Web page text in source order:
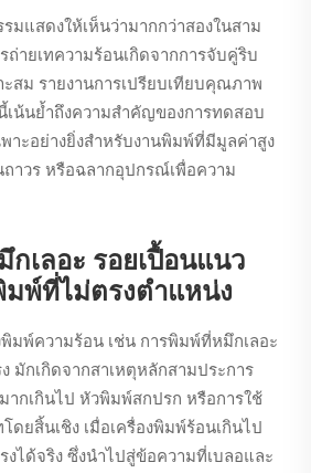
มแสดงให้เห็นว่ามากกว่าสองในสาม
ถ่ายเทความร้อนเกิดจากการจับคู่ริบ
สม รายงานการเปรียบเทียบคุณภาพ
เน้นย้ำถึงความสำคัญของการทดสอบ
าะอย่างยิ่งสำหรับงานพิมพ์ที่มีมูลค่าสูง
าวร หรือฉลากอุปกรณ์เพื่อความ
เลอะ รอยเปื้อนแนว
มพ์ที่ไม่ตรงตำแหน่ง
มพ์ความร้อน เช่น การพิมพ์ที่หมึกเลอะ
มักเกิดจากสาเหตุหลักสามประการ
กเกินไป หัวพิมพ์สกปรก หรือการใช้
ดยสิ้นเชิง เมื่อเครื่องพิมพ์ร้อนเกินไป
งได้จริง ซึ่งนำไปสู่ข้อความที่เบลอและ